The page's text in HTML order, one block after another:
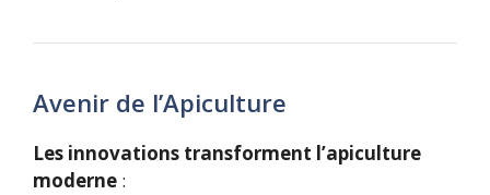
Avenir de l’Apiculture
Les innovations transforment l’apiculture
moderne :